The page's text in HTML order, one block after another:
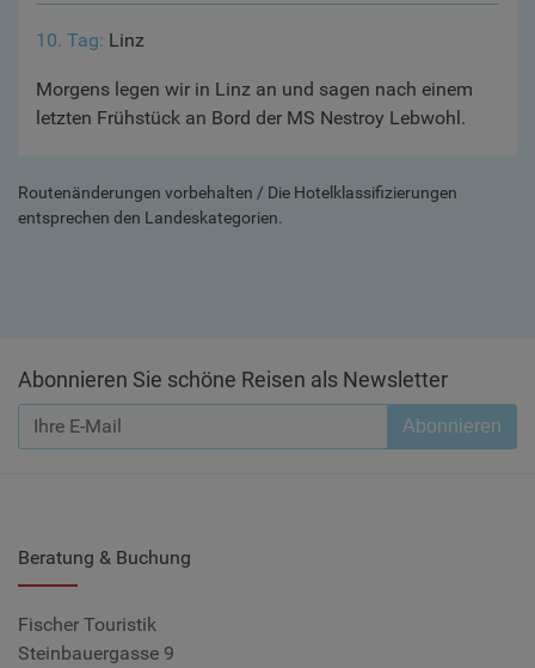
10. Tag: Linz
Morgens legen wir in Linz an und sagen nach einem
letzten Frühstück an Bord der MS Nestroy Lebwohl.
Routenänderungen vorbehalten / Die Hotelklassifizierungen
entsprechen den Landeskategorien.
Abonnieren Sie schöne Reisen als Newsletter
Abonnieren
Beratung & Buchung
Fischer Touristik
Steinbauergasse 9